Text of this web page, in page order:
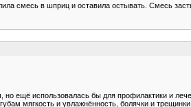
смесь в шприц и оставила остывать. Смесь
но ещё использовалась бы для профилактики и
мягкость и увлажнённость, болячки и